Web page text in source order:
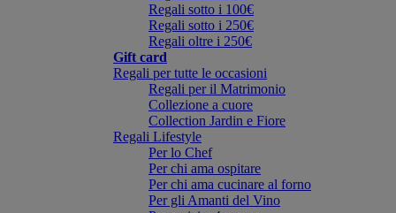
Regali sotto i 100€
Regali sotto i 250€
Regali oltre i 250€
Gift card
Regali per tutte le occasioni
Regali per il Matrimonio
Collezione a cuore
Collection Jardin e Fiore
Regali Lifestyle
Per lo Chef
Per chi ama ospitare
Per chi ama cucinare al forno
Per gli Amanti del Vino